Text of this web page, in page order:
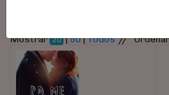
Mostrar 20 |50|Todos//